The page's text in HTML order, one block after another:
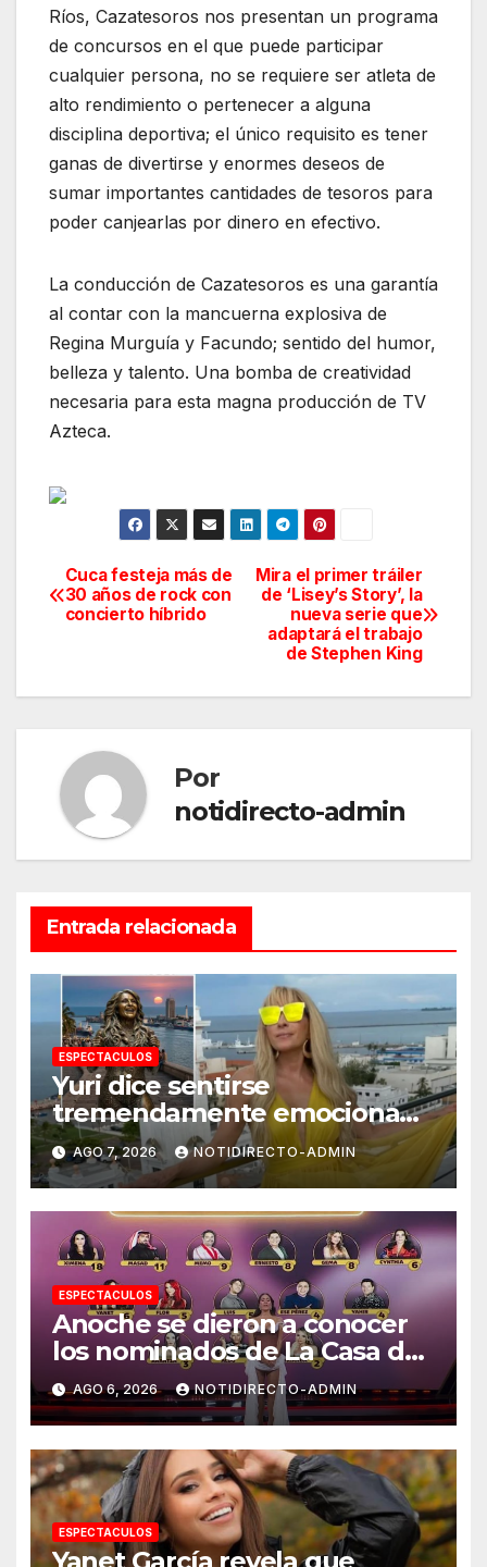
Ríos, Cazatesoros nos presentan un programa
de concursos en el que puede participar
cualquier persona, no se requiere ser atleta de
alto rendimiento o pertenecer a alguna
disciplina deportiva; el único requisito es tener
ganas de divertirse y enormes deseos de
sumar importantes cantidades de tesoros para
poder canjearlas por dinero en efectivo.
La conducción de Cazatesoros es una garantía
al contar con la mancuerna explosiva de
Regina Murguía y Facundo; sentido del humor,
belleza y talento. Una bomba de creatividad
necesaria para esta magna producción de TV
Azteca.
Navegación
de
Mira el primer tráiler
de ‘Lisey’s Story’, la
nueva serie que
adaptará el trabajo
de Stephen King
Cuca festeja más de
30 años de rock con
concierto híbrido
Por
notidirecto-admin
Entrada relacionada
ESPECTACULOS
Yuri dice sentirse
tremendamente emocionada
sobre su estatua que le harán
en Veracruz
AGO 7, 2026 NOTIDIRECTO-ADMIN
ESPECTACULOS
Anoche se dieron a conocer
los nominados de La Casa de
los Famosos México 2026 en
la segunda semana
AGO 6, 2026 NOTIDIRECTO-ADMIN
ESPECTACULOS